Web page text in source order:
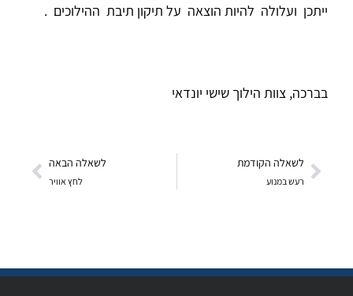
ייתכן ועלולה להיות הוצאה על תיקון תיבת ההילוכים .
בברכה, צוות הילוך שישי יונדאי
לשאלה הקודמת
רעש במנוע
לשאלה הבאה
לחץ אוויר